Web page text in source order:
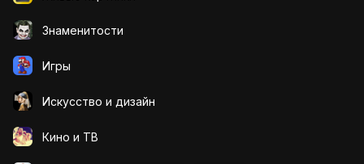
Знаменитости
Игры
Искусcтво и дизайн
Кино и ТВ